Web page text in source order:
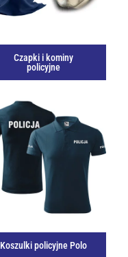
Czapki i kominy
policyjne
Koszulki policyjne Polo